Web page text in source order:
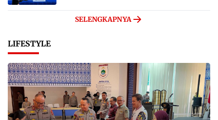
SELENGKAPNYA
LIFESTYLE